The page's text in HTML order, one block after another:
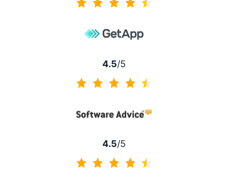
4.5/5
4.5/5